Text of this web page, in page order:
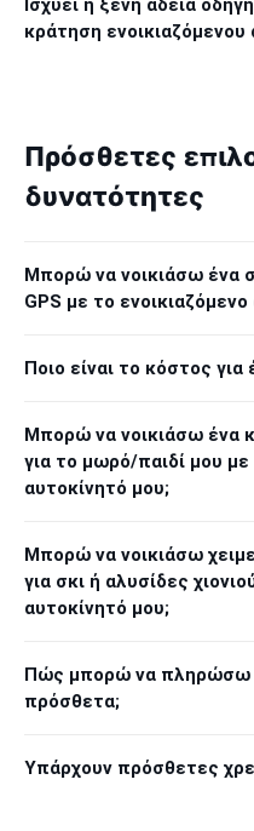
Ισχύει η ξένη άδεια
κράτηση ενοικιαζόμενου
Πρόσθετες
δυνατότητες
Μπορώ να νοικιάσω ένα
GPS με το
Ποιο είναι το κόστος
Μπορώ να νοικιάσω ένα
για το μωρό/παιδί μου με
αυτοκίνητό μου;
Μπορώ να νοικιάσω
για σκι ή αλυσίδες
αυτοκίνητό μου;
Πώς μπορώ να πληρώσω
πρόσθετα;
Υπάρχουν πρόσθετες